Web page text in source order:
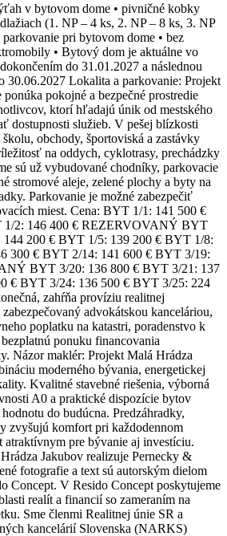
v bytovom dome • pivničné kobky
(1. NP – 4 ks, 2. NP – 8 ks, 3. NP
pri bytovom dome • bez
• Bytový dom je aktuálne vo
do 31.01.2027 a následnou
30.06.2027 Lokalita a parkovanie: Projekt
pokojné a bezpečné prostredie
ktorí hľadajú únik od mestského
dostupnosti služieb. V pešej blízkosti
obchody, športoviská a zastávky
na oddych, cyklotrasy, prechádzky
sú už vybudované chodníky, parkovacie
stromové aleje, zelené plochy a byty na
Parkovanie je možné zabezpečiť
miest. Cena: BYT 1/1: 141 500 €
2: 146 400 € REZERVOVANÝ BYT
200 € BYT 1/5: 139 200 € BYT 1/8:
300 € BYT 2/14: 141 600 € BYT 3/19:
BYT 3/20: 136 800 € BYT 3/21: 137
€ BYT 3/24: 136 500 € BYT 3/25: 224
zahŕňa províziu realitnej
advokátskou kanceláriou,
poplatku na katastri, poradenstvo k
ponuku financovania
Názor maklér: Projekt Malá Hrádza
moderného bývania, energetickej
Kvalitné stavebné riešenia, výborná
A0 a praktické dispozície bytov
do budúcna. Predzáhradky,
zvyšujú komfort pri každodennom
pre bývanie aj investíciu.
Jakubov realizuje Pernecky &
fotografie a text sú autorským dielom
Concept. V Resido Concept poskytujeme
realít a financií so zameraním na
Sme členmi Realitnej únie SR a
kancelárií Slovenska (NARKS)